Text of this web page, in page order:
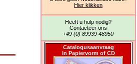
Hier klikken
Heeft u hulp nodig?
Contacteer ons
+49 (0) 89939 48950
Catalogusaanvraag
In Papiervorm of CD